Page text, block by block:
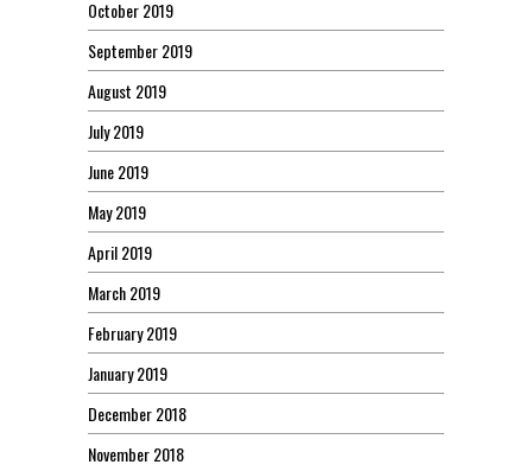
October 2019
September 2019
August 2019
July 2019
June 2019
May 2019
April 2019
March 2019
February 2019
January 2019
December 2018
November 2018